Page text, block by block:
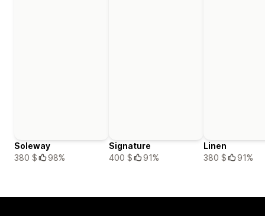
Soleway
380 $
98%
Signature
400 $
91%
Linen
380 $
91%